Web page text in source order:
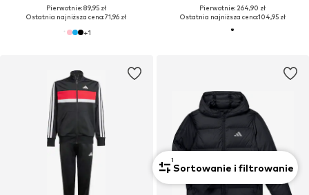
Pierwotnie: 89,95 zł
Ostatnia najniższa cena:71,96 zł
+1
Pierwotnie: 264,90 zł
Ostatnia najniższa cena:104,95 zł
1
Sortowanie i filtrowanie